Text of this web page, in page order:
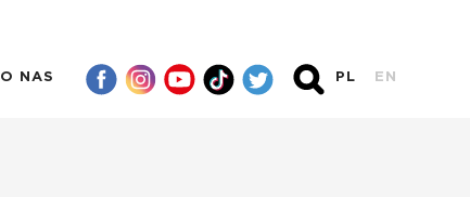
O NAS PL EN